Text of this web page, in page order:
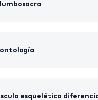
lumbosacra
esquelético